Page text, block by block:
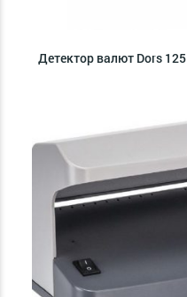
Детектор валют Dors 125